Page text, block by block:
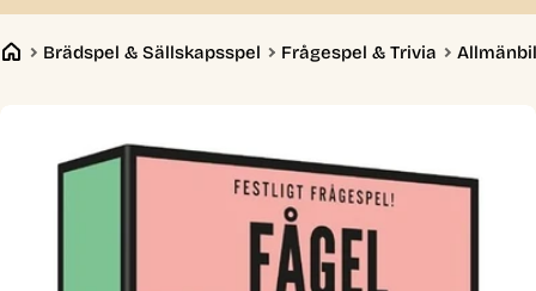
Brädspel & Sällskapsspel Frågespel & Trivia